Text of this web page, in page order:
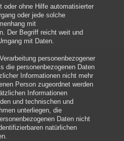
oder ohne Hilfe automatisierter
oder jede solche
mit
Der Begriff reicht weit und
mit Daten.
personenbezogener
die personenbezogenen Daten
Informationen nicht mehr
Person zugeordnet werden
Informationen
und technischen und
unterliegen, die
Daten nicht
natürlichen